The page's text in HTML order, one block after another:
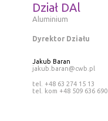
Dział DAl
Aluminium
Dyrektor Działu
Jakub Baran
jakub.baran@cwb.pl
tel. +48 63 274 15 13
tel. kom +48 509 636 690